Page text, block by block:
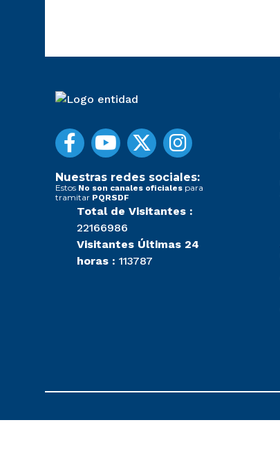
Nuestras redes sociales:
Estos No son canales oficiales para
tramitar PQRSDF
Total de Visitantes :
22166986
Visitantes Últimas 24
horas : 113787